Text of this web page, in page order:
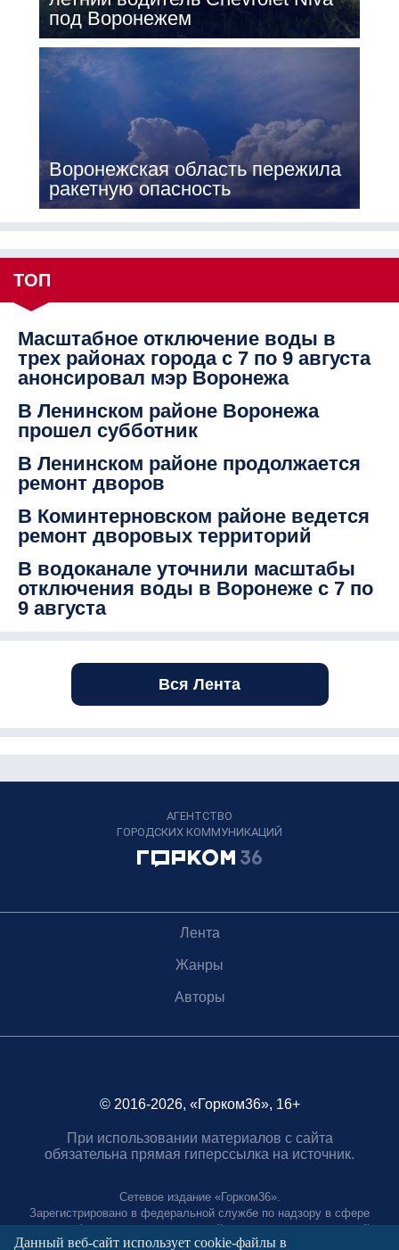
под Воронежем
Воронежская область пережила
ракетную опасность
ТОП
Масштабное отключение воды в
трех районах города с 7 по 9 августа
анонсировал мэр Воронежа
В Ленинском районе Воронежа
прошел субботник
В Ленинском районе продолжается
ремонт дворов
В Коминтерновском районе ведется
ремонт дворовых территорий
В водоканале уточнили масштабы
отключения воды в Воронеже с 7 по
9 августа
Вся Лента
АГЕНТСТВО
ГОРОДСКИХ КОММУНИКАЦИЙ
Лента
Жанры
Авторы
© 2016-2026, «Горком36», 16+
При использовании материалов с сайта
обязательна прямая гиперссылка на источник.
Сетевое издание «Горком36».
Зарегистрировано в федеральной службе по надзору в сфере
связи, информационных технологий и массовых коммуникаций.
Регистрационный номер ЭЛ № ФС77-88966 от 21 января 2025 г.
Данный веб-сайт использует cookie-файлы в